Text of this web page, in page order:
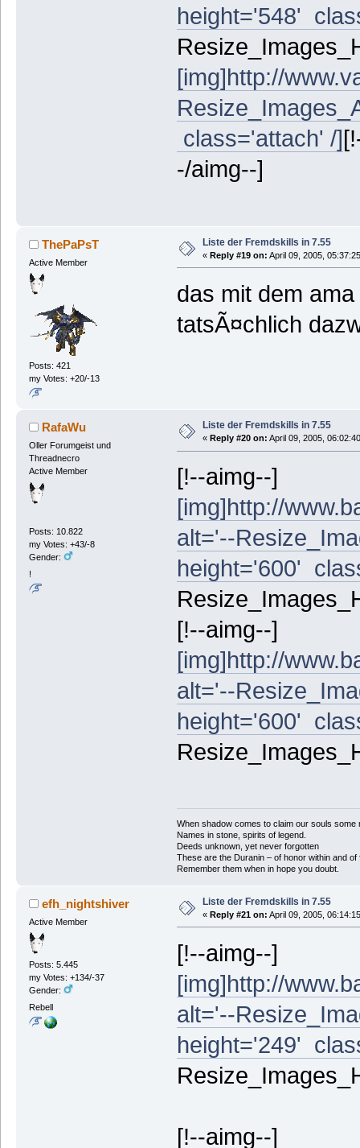
height='548'
[img]http://
class='attach' /]
-/aimg--]
ThePaPsT
Active Member
Posts: 421
my Votes: +20/-13
Liste der Fremdskills in 7.55
« Reply #19 on: April 09, 2005,
das mit dem
tatsÃ¤chlich
RafaWu
Oller Forumgeist und
Threadnecro
Active Member
Posts: 10.822
my Votes: +43/-8
Gender:
!
Liste der Fremdskills in 7.55
« Reply #20 on: April 09, 2005,
[!--aimg--]
[img]http://
alt='--
height='600'
[!--aimg--]
[img]http://
alt='--
height='600'
When shadow comes to claim our souls some
Names in stone, spirits of legend.
Deeds unknown, yet never forgotten
These are the Duranin – of honor within and of
Remember them when in hope you doubt.
efh_nightshiver
Active Member
Posts: 5.445
my Votes: +134/-37
Gender:
Rebell
Liste der Fremdskills in 7.55
« Reply #21 on: April 09, 2005,
[!--aimg--]
[img]http://
alt='--
height='249'
[!--aimg--]